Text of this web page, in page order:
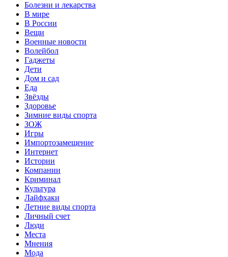
Болезни и лекарства
В мире
В России
Вещи
Военные новости
Волейбол
Гаджеты
Дети
Дом и сад
Еда
Звёзды
Здоровье
Зимние виды спорта
ЗОЖ
Игры
Импортозамещение
Интернет
Истории
Компании
Криминал
Культура
Лайфхаки
Летние виды спорта
Личный счет
Люди
Места
Мнения
Мода